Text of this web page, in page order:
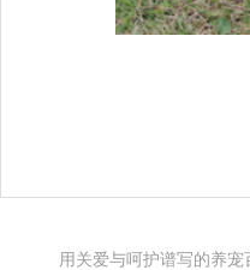
用关爱与呵护谱写的养